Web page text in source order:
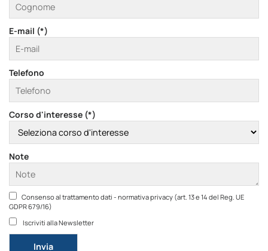
E-mail (*)
Telefono
Corso d'interesse (*)
Note
Consenso al trattamento dati - normativa privacy (art. 13 e 14 del Reg. UE
GDPR 679/16)
Iscriviti alla Newsletter